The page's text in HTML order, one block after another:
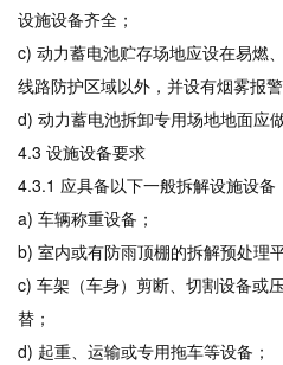
设施设备齐全；
c) 动力蓄电池贮存场地应设在易燃
线路防护区域以外，并设有烟雾报
d) 动力蓄电池拆卸专用场地地面应
4.3 设施设备要求
4.3.1 应具备以下一般拆解设施设备
a) 车辆称重设备；
b) 室内或有防雨顶棚的拆解预处理
c) 车架（车身）剪断、切割设备或
替；
d) 起重、运输或专用拖车等设备；